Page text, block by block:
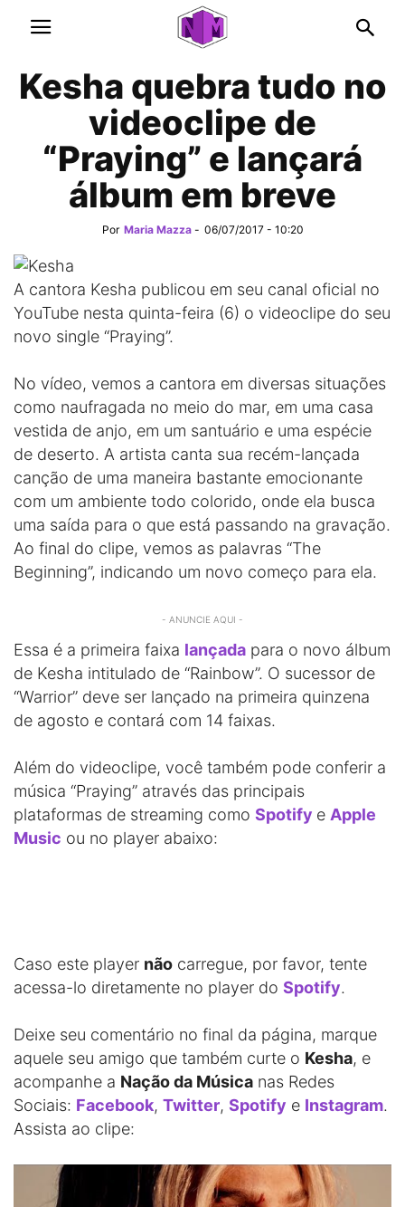
Kesha quebra tudo no
videoclipe de
“Praying” e lançará
álbum em breve
Por Maria Mazza - 06/07/2017 - 10:20
A cantora Kesha publicou em seu canal oficial no
YouTube nesta quinta-feira (6) o videoclipe do seu
novo single “Praying”.
No vídeo, vemos a cantora em diversas situações
como naufragada no meio do mar, em uma casa
vestida de anjo, em um santuário e uma espécie
de deserto. A artista canta sua recém-lançada
canção de uma maneira bastante emocionante
com um ambiente todo colorido, onde ela busca
uma saída para o que está passando na gravação.
Ao final do clipe, vemos as palavras “The
Beginning”, indicando um novo começo para ela.
- ANUNCIE AQUI -
Essa é a primeira faixa lançada para o novo álbum
de Kesha intitulado de “Rainbow”. O sucessor de
“Warrior” deve ser lançado na primeira quinzena
de agosto e contará com 14 faixas.
Além do videoclipe, você também pode conferir a
música “Praying” através das principais
plataformas de streaming como Spotify e Apple
Music ou no player abaixo:
Caso este player não carregue, por favor, tente
acessa-lo diretamente no player do Spotify.
Deixe seu comentário no final da página, marque
aquele seu amigo que também curte o Kesha, e
acompanhe a Nação da Música nas Redes
Sociais: Facebook, Twitter, Spotify e Instagram.
Assista ao clipe: